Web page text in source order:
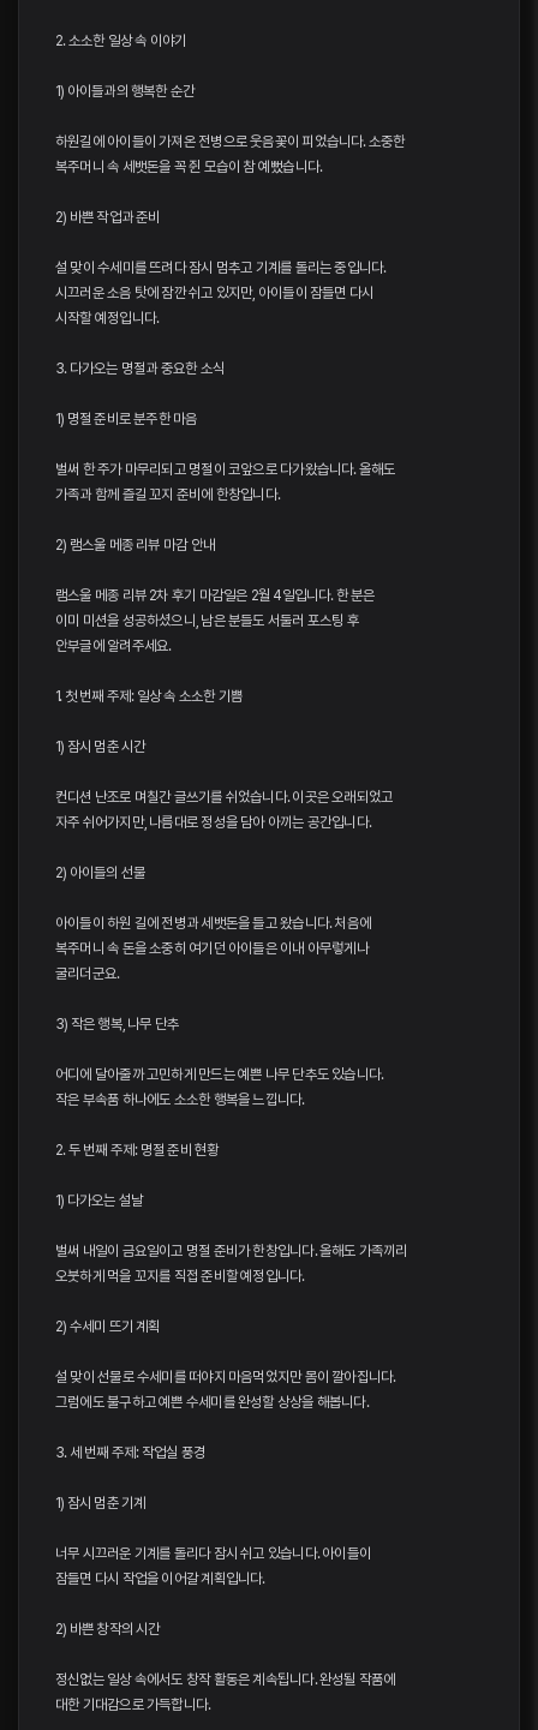
2. 소소한 일상 속 이야기
1) 아이들과의 행복한 순간
하원길에 아이들이 가져온 전병으로 웃음꽃이 피었습니다. 소중한
복주머니 속 세뱃돈을 꼭 쥔 모습이 참 예뻤습니다.
2) 바쁜 작업과 준비
설 맞이 수세미를 뜨려다 잠시 멈추고 기계를 돌리는 중입니다.
시끄러운 소음 탓에 잠깐 쉬고 있지만, 아이들이 잠들면 다시
시작할 예정입니다.
3. 다가오는 명절과 중요한 소식
1) 명절 준비로 분주한 마음
벌써 한 주가 마무리되고 명절이 코앞으로 다가왔습니다. 올해도
가족과 함께 즐길 꼬지 준비에 한창입니다.
2) 램스울 메종 리뷰 마감 안내
램스울 메종 리뷰 2차 후기 마감일은 2월 4일입니다. 한 분은
이미 미션을 성공하셨으니, 남은 분들도 서둘러 포스팅 후
안부글에 알려주세요.
1. 첫 번째 주제: 일상 속 소소한 기쁨
1) 잠시 멈춘 시간
컨디션 난조로 며칠간 글쓰기를 쉬었습니다. 이곳은 오래되었고
자주 쉬어가지만, 나름대로 정성을 담아 아끼는 공간입니다.
2) 아이들의 선물
아이들이 하원 길에 전병과 세뱃돈을 들고 왔습니다. 처음에
복주머니 속 돈을 소중히 여기던 아이들은 이내 아무렇게나
굴리더군요.
3) 작은 행복, 나무 단추
어디에 달아줄까 고민하게 만드는 예쁜 나무 단추도 있습니다.
작은 부속품 하나에도 소소한 행복을 느낍니다.
2. 두 번째 주제: 명절 준비 현황
1) 다가오는 설날
벌써 내일이 금요일이고 명절 준비가 한창입니다. 올해도 가족끼리
오붓하게 먹을 꼬지를 직접 준비할 예정입니다.
2) 수세미 뜨기 계획
설 맞이 선물로 수세미를 떠야지 마음먹었지만 몸이 깔아집니다.
그럼에도 불구하고 예쁜 수세미를 완성할 상상을 해봅니다.
3. 세 번째 주제: 작업실 풍경
1) 잠시 멈춘 기계
너무 시끄러운 기계를 돌리다 잠시 쉬고 있습니다. 아이들이
잠들면 다시 작업을 이어갈 계획입니다.
2) 바쁜 창작의 시간
정신없는 일상 속에서도 창작 활동은 계속됩니다. 완성될 작품에
대한 기대감으로 가득합니다.